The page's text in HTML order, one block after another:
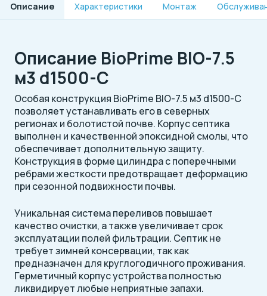
Описание Характеристики Монтаж
Описание BioPrime BIO-7.5
м3 d1500-C
Особая конструкция BioPrime BIO-7.5 м3 d1500-C
позволяет устанавливать его в северных
регионах и болотистой почве. Корпус септика
выполнен и качественной эпоксидной смолы, что
обеспечивает дополнительную защиту.
Конструкция в форме цилиндра с поперечными
ребрами жесткости предотвращает деформацию
при сезонной подвижности почвы.
Уникальная система переливов повышает
качество очистки, а также увеличивает срок
эксплуатации полей фильтрации. Септик не
требует зимней консервации, так как
предназначен для круглогодичного проживания.
Герметичный корпус устройства полностью
ликвидирует любые неприятные запахи.